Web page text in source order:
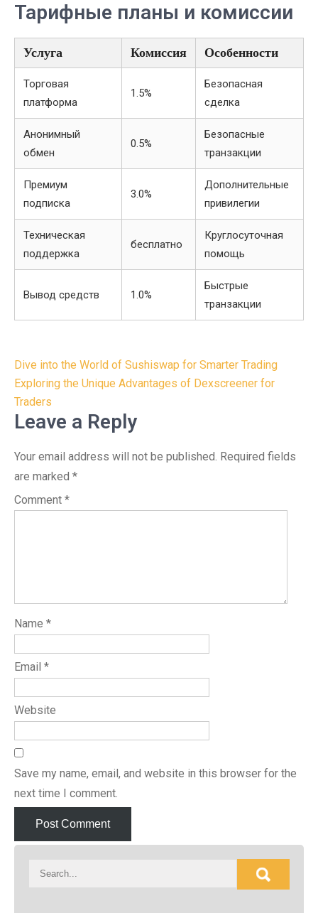
Тарифные планы и комиссии
Услуга Комиссия Особенности
Торговая
платформа
1.5%
Безопасная
сделка
Анонимный
обмен
0.5%
Безопасные
транзакции
Премиум
подписка
3.0%
Дополнительные
привилегии
Техническая
поддержка
бесплатно
Круглосуточная
помощь
Вывод средств 1.0%
Быстрые
транзакции
Post
navigation
Dive into the World of Sushiswap for Smarter Trading
Exploring the Unique Advantages of Dexscreener for
Traders
Leave a Reply
Your email address will not be published. Required fields
are marked *
Comment *
Name *
Email *
Website
Save my name, email, and website in this browser for the
next time I comment.